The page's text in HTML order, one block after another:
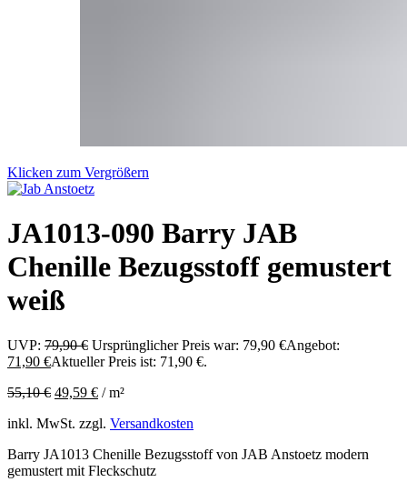
Klicken zum Vergrößern
JA1013-090 Barry JAB
Chenille Bezugsstoff gemustert
weiß
UVP: 79,90€ Ursprünglicher Preis war: 79,90 €Angebot:
71,90 €Aktueller Preis ist: 71,90 €.
55,10€ 49,59 € /m²
inkl. MwSt. zzgl. Versandkosten
Barry JA1013 Chenille Bezugsstoff von JAB Anstoetz modern
gemustert mit Fleckschutz